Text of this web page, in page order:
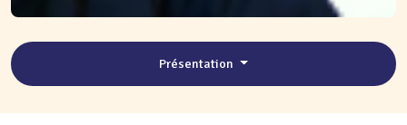
Présentation